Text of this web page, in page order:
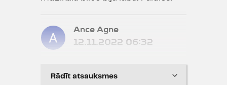
Ance Agne
12.11.2022 06:32
kura laikā bija dzirdami vismaz 20
Rādīt atsauksmes